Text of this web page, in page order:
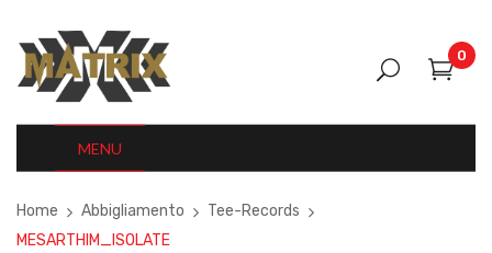
0
MENU
Home Abbigliamento
Tee-Records
MESARTHIM_ISOLATE